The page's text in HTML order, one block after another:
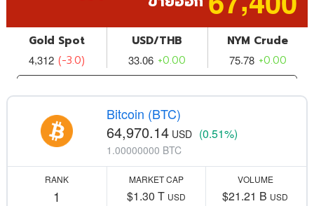
Bitcoin (BTC)
64,970.14 USD (0.51%)
1.00000000 BTC
RANK
1
MARKET CAP
$1.30 T USD
VOLUME
$21.21 B USD